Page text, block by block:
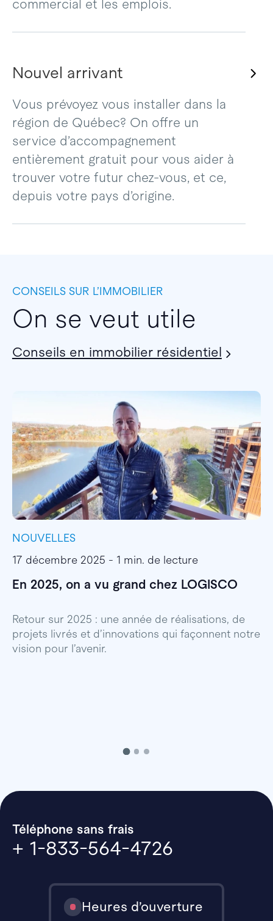
commercial et les emplois.
Nouvel arrivant
Vous prévoyez vous installer dans la
région de Québec? On offre un
service d’accompagnement
entièrement gratuit pour vous aider à
trouver votre futur chez-vous, et ce,
depuis votre pays d’origine.
CONSEILS SUR L’IMMOBILIER
On se veut utile
Conseils en immobilier résidentiel
NOUVELLES
17 décembre 2025 - 1 min. de lecture
En 2025, on a vu grand chez LOGISCO
Retour sur 2025 : une année de réalisations, de
projets livrés et d’innovations qui façonnent notre
vision pour l’avenir.
Téléphone sans frais
+ 1-833-564-4726
Heures d’ouverture